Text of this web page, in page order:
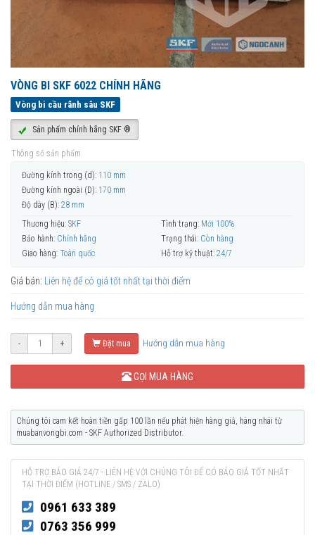
VÒNG BI SKF 6022 CHÍNH HÃNG
Vòng bi cầu rãnh sâu SKF
Sản phẩm chính hãng SKF ®
Thông số sản phẩm
Đường kính trong (d): 110 mm
Đường kính ngoài (D): 170 mm
Độ dày (B): 28 mm
Thương hiệu: SKF Tình trạng: Mới 100%
Bảo hành: Chính hãng Trạng thái: Còn hàng
Giao hàng: Toàn quốc Hỗ trợ kỹ thuật: 24/7
Giá bán: Liên hệ để có giá tốt nhất tại thời điểm
Hướng dẫn mua hàng
- + Đặt mua Hướng dẫn mua hàng
GỌI MUA HÀNG
Chúng tôi cam kết hoàn tiền gấp 100 lần nếu phát hiện hàng giả, hàng nhái từ
muabanvongbi.com - SKF Authorized Distributor.
HỖ TRỢ BÁO GIÁ 24/7 - LIÊN HỆ VỚI CHÚNG TÔI ĐỂ CÓ BÁO GIÁ TỐT NHẤT
TẠI THỜI ĐIỂM (HOTLINE / SMS / ZALO)
0961 633 389
0763 356 999